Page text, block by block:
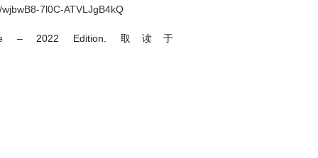
7l0C-ATVLJgB4kQ
– 2022 Edition. 取读于